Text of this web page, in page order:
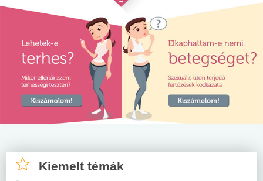
Kiemelt témák